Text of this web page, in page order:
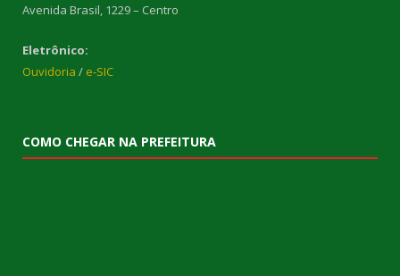
Avenida Brasil, 1229 – Centro
Eletrônico:
Ouvidoria / e-SIC
COMO CHEGAR NA PREFEITURA